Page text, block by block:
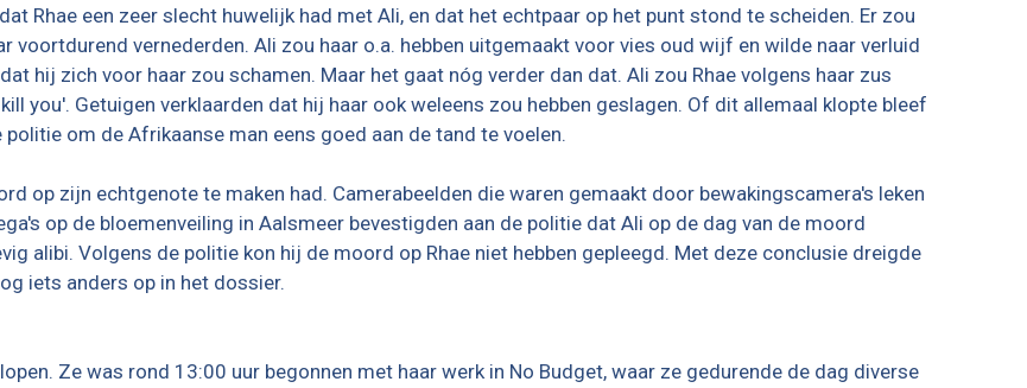
Rhae een zeer slecht huwelijk had met Ali, en dat het echtpaar op het punt stond te scheiden. Er zou
voortdurend vernederden. Ali zou haar o.a. hebben uitgemaakt voor vies oud wijf en wilde naar verluid
hij zich voor haar zou schamen. Maar het gaat nóg verder dan dat. Ali zou Rhae volgens haar zus
you'. Getuigen verklaarden dat hij haar ook weleens zou hebben geslagen. Of dit allemaal klopte bleef
om de Afrikaanse man eens goed aan de tand te voelen.
op zijn echtgenote te maken had. Camerabeelden die waren gemaakt door bewakingscamera's leken
op de bloemenveiling in Aalsmeer bevestigden aan de politie dat Ali op de dag van de moord
alibi. Volgens de politie kon hij de moord op Rhae niet hebben gepleegd. Met deze conclusie dreigde
iets anders op in het dossier.
Ze was rond 13:00 uur begonnen met haar werk in No Budget, waar ze gedurende de dag diverse